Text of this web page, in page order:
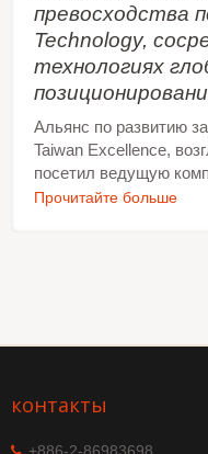
превосходства
Technology,
технологиях
Альянс по развитию
Taiwan Excellence,
посетил ведущую
Прочитайте больше
контакты
+886-2-86983698